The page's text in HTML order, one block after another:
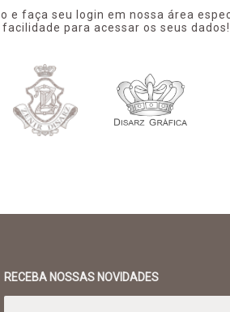
e faça seu login em nossa área
facilidade para acessar os seus dados!
RECEBA NOSSAS NOVIDADES